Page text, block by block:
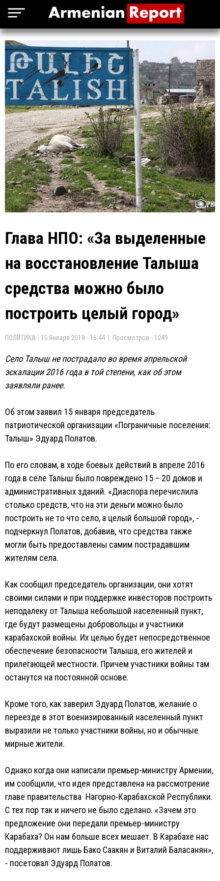
Глава НПО: «За выделенные
на восстановление Талыша
средства можно было
построить целый город»
ПОЛИТИКА - 15 Января 2018 - 16:44 | Просмотров - 1049
Село Талыш не пострадало во время апрельской
эскалации 2016 года в той степени, как об этом
заявляли ранее.
Об этом заявил 15 января председатель
патриотической организации «Пограничные поселения:
Талыш» Эдуард Полатов.
По его словам, в ходе боевых действий в апреле 2016
года в селе Талыш было повреждено 15 – 20 домов и
административных зданий. «Диаспора перечислила
столько средств, что на эти деньги можно было
построить не то что село, а целый большой город», -
подчеркнул Полатов, добавив, что средства также
могли быть предоставлены самим пострадавшим
жителям села.
Как сообщил председатель организации, они хотят
своими силами и при поддержке инвесторов построить
неподалеку от Талыша небольшой населенный пункт,
где будут размещены добровольцы и участники
карабахской войны. Их целью будет непосредственное
обеспечение безопасности Талыша, его жителей и
прилегающей местности. Причем участники войны там
останутся на постоянной основе.
Кроме того, как заверил Эдуард Полатов, желание о
переезде в этот военизированный населенный пункт
выразили не только участники войны, но и обычные
мирные жители.
Однако когда они написали премьер-министру Армении,
им сообщили, что идея представлена на рассмотрение
главе правительства Нагорно-Карабахской Республики.
С тех пор так и ничего не было сделано. «Зачем это
предложение они передали премьер-министру
Карабаха? Он нам больше всех мешает. В Карабахе нас
поддерживают лишь Бако Саакян и Виталий Баласанян»,
- посетовал Эдуард Полатов.